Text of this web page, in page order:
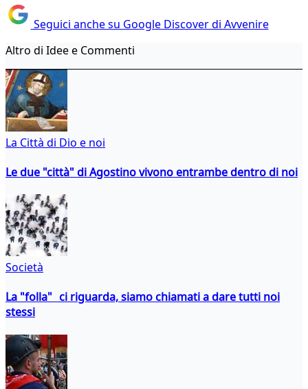
Seguici anche su Google Discover di Avvenire
Altro di Idee e Commenti
La Città di Dio e noi
Le due "città" di Agostino vivono entrambe dentro di noi
Società
La "folla" ci riguarda, siamo chiamati a dare tutti noi
stessi